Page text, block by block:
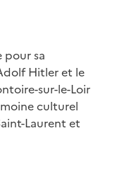
sa
Hitler et le
sur-le-Loir
culturel
Laurent et